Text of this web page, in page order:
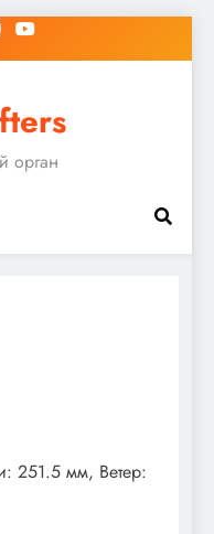
орган
251.5 мм, Ветер: